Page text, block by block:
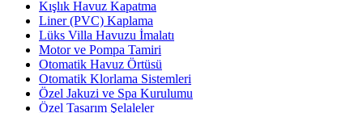
Kışlık Havuz Kapatma
Liner (PVC) Kaplama
Lüks Villa Havuzu İmalatı
Motor ve Pompa Tamiri
Otomatik Havuz Örtüsü
Otomatik Klorlama Sistemleri
Özel Jakuzi ve Spa Kurulumu
Özel Tasarım Şelaleler